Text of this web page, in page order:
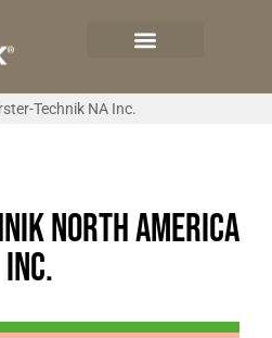
Technik NA Inc.
NORTH AMERICA
INC.